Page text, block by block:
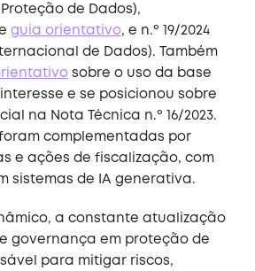
de Dados),
guia orientativo, e n.º 19/2024
de Dados). Também
sobre o uso da base
e se posicionou sobre
na Nota Técnica n.º 16/2023.
complementadas por
e ações de fiscalização, com
sistemas de IA generativa.
a constante atualização
governança em proteção de
para mitigar riscos,